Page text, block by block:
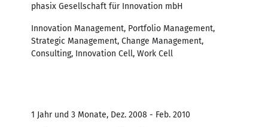
phasix Gesellschaft für Innovation mbH
Innovation Management, Portfolio Management,
Strategic Management, Change Management,
Consulting, Innovation Cell, Work Cell
1 Jahr und 3 Monate, Dez. 2008 - Feb. 2010